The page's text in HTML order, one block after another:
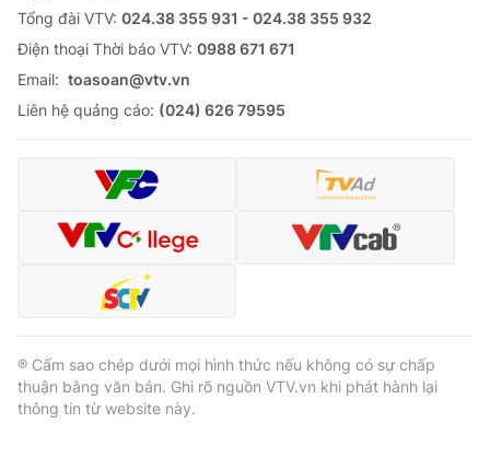
Tổng đài VTV: 024.38 355 931 - 024.38 355 932
Ðiện thoại Thời báo VTV: 0988 671 671
Email: toasoan@vtv.vn
Liên hệ quảng cáo: (024) 626 79595
® Cấm sao chép dưới mọi hình thức nếu không có sự chấp
thuận bằng văn bản. Ghi rõ nguồn VTV.vn khi phát hành lại
thông tin từ website này.